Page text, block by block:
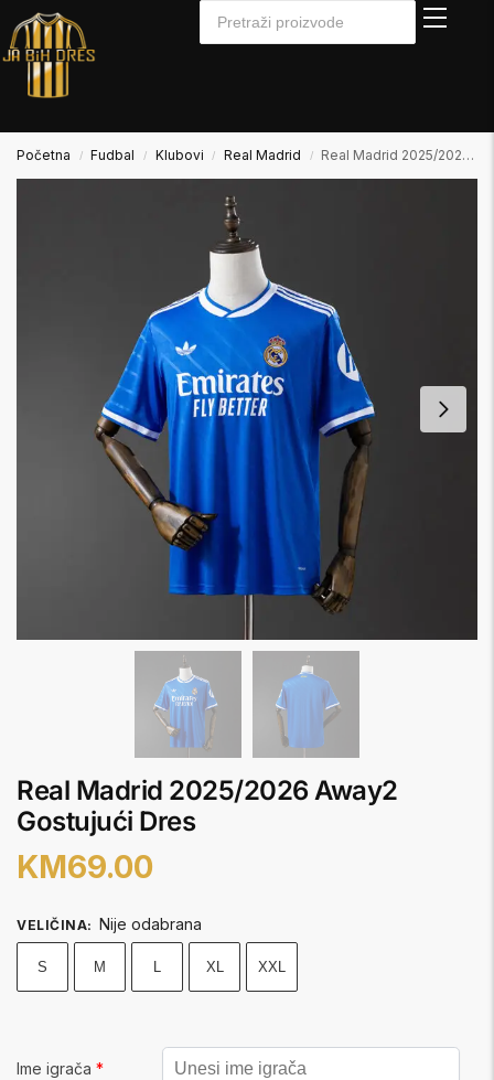
Početna / Fudbal / Klubovi / Real Madrid / Real Madrid 2025/2026 Away2 Gostujući Dres
Real Madrid 2025/2026 Away2
Gostujući Dres
KM69.00
VELIČINA: Nije odabrana
S M L XL XXL
Ime igrača *